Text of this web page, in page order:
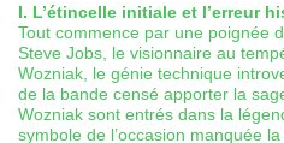
I. L’étincelle initiale et l’erreur
Tout commence par une poignée
Steve Jobs, le visionnaire au
Wozniak, le génie technique
de la bande censé apporter la
Wozniak sont entrés dans la
symbole de l’occasion manquée